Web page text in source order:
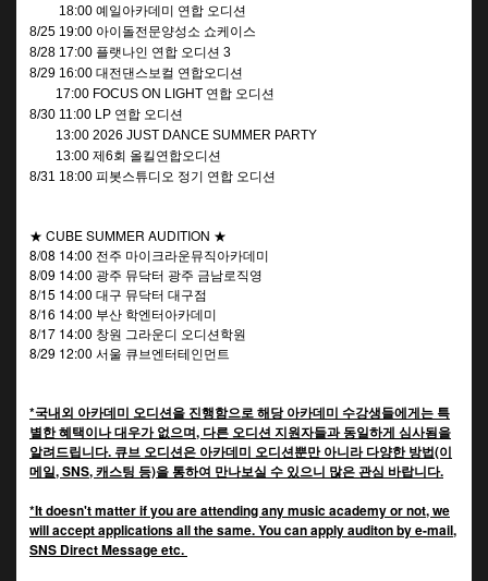
18:00 예일아카데미 연합 오디션
8/25 19:00 아이돌전문양성소 쇼케이스
8/28 17:00 플랫나인 연합 오디션 3
8/29 16:00 대전댄스보컬 연합오디션
17:00 FOCUS ON LIGHT 연합 오디션
8/30 11:00 LP 연합 오디션
13:00 2026 JUST DANCE SUMMER PARTY
13:00 제6회 올킬연합오디션
8/31 18:00 피봇스튜디오 정기 연합 오디션
★ CUBE SUMMER AUDITION ★
8/08 14:00 전주 마이크라운뮤직아카데미
8/09 14:00 광주 뮤닥터 광주 금남로직영
8/15 14:00 대구 뮤닥터 대구점
8/16 14:00 부산 학엔터아카데미
8/17 14:00 창원 그라운디 오디션학원
8/29 12:00 서울 큐브엔터테인먼트
*국내외 아카데미 오디션을 진행함으로 해당 아카데미 수강생들에게는 특
별한 혜택이나 대우가 없으며, 다른 오디션 지원자들과 동일하게 심사됨을
알려드립니다. 큐브 오디션은 아카데미 오디션뿐만 아니라 다양한 방법(이
메일, SNS, 캐스팅 등)을 통하여 만나보실 수 있으니 많은 관심 바랍니다.
*It doesn't matter if you are attending any music academy or not, we
will accept applications all the same. You can apply auditon by e-mail,
SNS Direct Message etc.